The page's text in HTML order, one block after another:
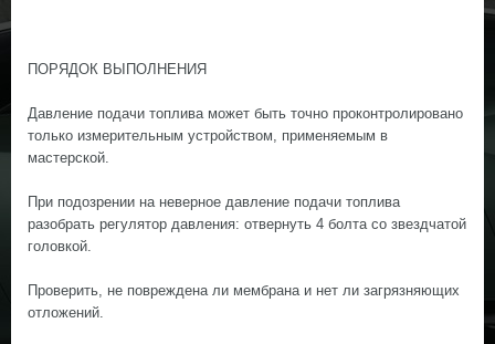
ПОРЯДОК ВЫПОЛНЕНИЯ
Давление подачи топлива может быть точно проконтролировано
только измерительным устройством, применяемым в
мастерской.
При подозрении на неверное давление подачи топлива
разобрать регулятор давления: отвернуть 4 болта со звездчатой
головкой.
Проверить, не повреждена ли мембрана и нет ли загрязняющих
отложений.